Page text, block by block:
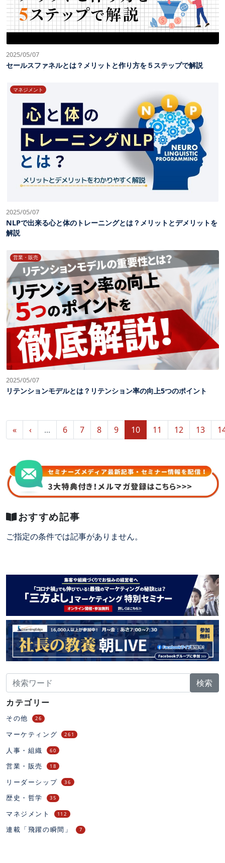
2025/05/07
セールスファネルとは？メリットと作り方を５ステップで解説
マネジメント
2025/05/07
NLPで出来る心と体のトレーニングとは？メリットとデメリットを
解説
営業・販売
2025/05/07
リテンションモデルとは？リテンション率の向上5つのポイント
« ‹ ... 6 7 8 9 10 11 12 13
おすすめ記事
ご指定の条件では記事がありません。
検索
カテゴリー
その他 26
マーケティング 261
人事・組織 60
営業・販売 18
リーダーシップ 36
歴史・哲学 35
マネジメント 112
連載「飛躍の瞬間」 7